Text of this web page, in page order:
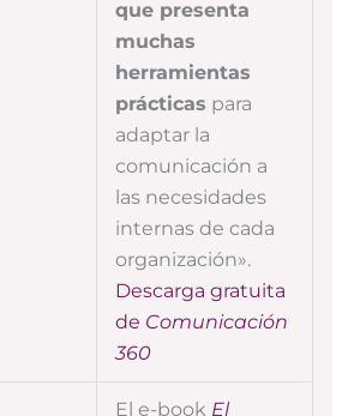
que presenta
muchas
herramientas
prácticas para
adaptar la
comunicación a
las necesidades
internas de cada
organización».
Descarga gratuita
de Comunicación
360
El e-book El